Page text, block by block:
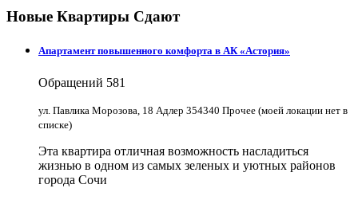
Новые Квартиры Сдают
Апартамент повышенного комфорта в АК «Астория»
Обращений 581
ул. Павлика Морозова, 18 Адлер 354340 Прочее (моей локации нет в
списке)
Эта квартира отличная возможность насладиться
жизнью в одном из самых зеленых и уютных районов
города Сочи